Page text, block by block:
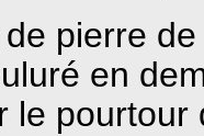
pierre
en
le pourtour